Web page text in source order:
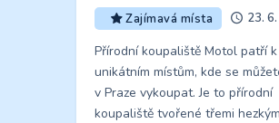
Zajímavá místa 23.
Přírodní koupaliště Motol patří
unikátním místům, kde se
v Praze vykoupat. Je to přírodní
koupaliště tvořené třemi